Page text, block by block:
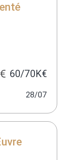
60/70K€
28/07